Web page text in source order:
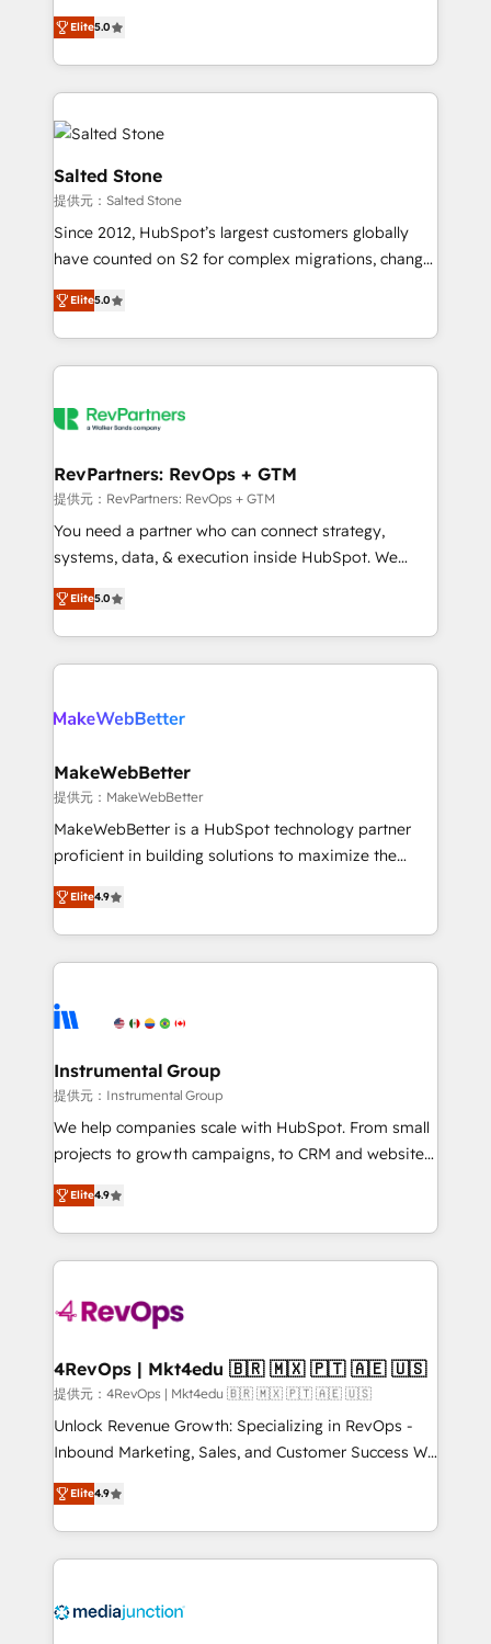
experienced and fully accredited HubSpot Solutions
Partner. 🚀 With 2,750+ HubSpot projects delivered
and 370+ specialists across EMEA, APAC and NAM,
we de-risk complex CRM programmes and
accelerate ROI across every HubSpot Hub. 🧭 From
multi-region migrations to AI-powered automation,
we turn complexity into clarity, human at global
scale. 🏆 HubSpot’s CEO called us “the partner of the
future.” Others agree it is proof of trust built through
measurable impact.
Elite5.0
Salted Stone
提供元：Salted Stone
Since 2012, HubSpot’s largest customers globally
have counted on S2 for complex migrations, change
management, systems integration, and creative
solutions that deliver measurable impact and
transform brand experiences As one of the few full-
service creative agencies in the HubSpot
winning design to build scalable, globally
marketing campaigns, & RevOps frameworks that
fuel long-term success We connect the entire
customer lifecycle through seamless integrations,
ensure long-term adoption with change-
and service to drive sustainable growth With 6 key
HubSpot accreditations and experience across
Elite5.0
RevPartners: RevOps + GTM
提供元：RevPartners: RevOps + GTM
You need a partner who can connect strategy,
systems, data, & execution inside HubSpot. We
bridge the gap where most agencies fall short by
combining GTM strategy with technical execution to
solve the right problem with the right solution. As the
only firm in the world to hold Elite Partner
clients gain a unique advantage in CRM architecture,
market execution. Why B2B Businesses Choose RP: -
Secure: Soc2 compliant 🛡️ - Pricing: Implementations
starting at $1,5k 💵 - Speed: Launch in 14 days ⚡ -
Global: 75+ RPers across five continents 🌐 - Scale:
HubSpot Partner 🪴 - Sales Hub: More
implementations than any other Partner 💻 -
agency for an Ops problem. Don't hire a technical
agency for a growth problem. Hire a partner built to
Elite5.0
MakeWebBetter
提供元：MakeWebBetter
MakeWebBetter is a HubSpot technology partner
proficient in building solutions to maximize the
operational efficiency of HubSpot. The fastest-
growing tech-enabler & facilitator, MakeWebBetter,
hands you the blend of HubSpot expertise &
eminent solutions & integrations. Trust us to
Elite Partners with 10+ years of HubSpot experience
Premier Partner 2023 🌟5 HubSpot Accreditations 🌟
Won HubSpot Theme Challenge 2021 🌟INBOUND’19
HubSpot Rising Star Why us? Harnessing the full
potential of the powerful HubSpot CRM. ✔️A team of
HubSpot experience ✔️Flexible pricing models —
Hourly-fee (assigned one Dedicated HubSpot
requirement). ✔️Helped over 25,000+ customers so
far with our HubSpot solutions. ✔️Bespoke apps &
on-demand bundle services. Connect with us today!
Elite4.9
Instrumental Group
提供元：Instrumental Group
We help companies scale with HubSpot. From small
projects to growth campaigns, to CRM and websites.
Hire an agency that's experienced in every inch of
HubSpot and willing to work hand-in-hand with your
team to simplify the complex and build a better
experience for your team and customers.
Elite4.9
4RevOps | Mkt4edu 🇧🇷 🇲🇽 🇵🇹 🇦🇪 🇺🇸
提供元：4RevOps | Mkt4edu 🇧🇷 🇲🇽 🇵🇹 🇦🇪 🇺🇸
Unlock Revenue Growth: Specializing in RevOps -
Inbound Marketing, Sales, and Customer Success We
specialize in driving revenue growth for companies
across industries through tailored marketing, sales,
and customer success strategies, utilizing RevOps
methodologies. As Latin America's largest HubSpot
offer unparalleled insights. Operating in five
Elite4.9